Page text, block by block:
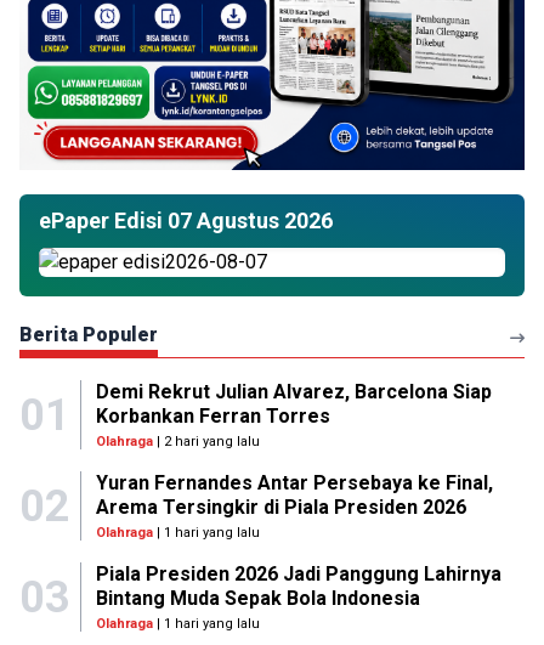
ePaper Edisi 07 Agustus 2026
Berita Populer
01
Demi Rekrut Julian Alvarez, Barcelona Siap
Korbankan Ferran Torres
Olahraga| 2 hari yang lalu
02
Yuran Fernandes Antar Persebaya ke Final,
Arema Tersingkir di Piala Presiden 2026
Olahraga| 1 hari yang lalu
03
Piala Presiden 2026 Jadi Panggung Lahirnya
Bintang Muda Sepak Bola Indonesia
Olahraga| 1 hari yang lalu